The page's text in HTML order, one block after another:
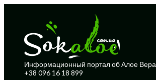
Информационный портал об Алое Вера
+38 096 16 18 899